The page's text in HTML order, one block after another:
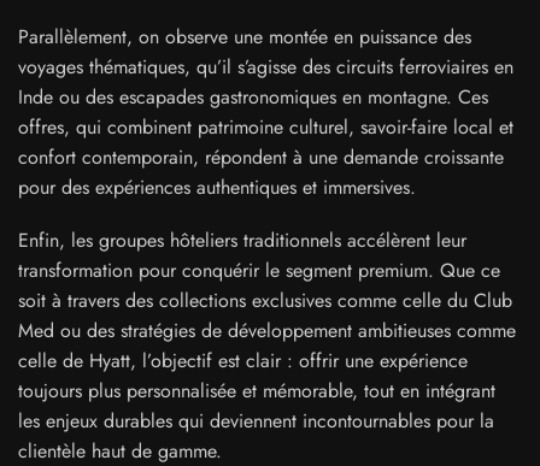
Parallèlement, on observe une montée en puissance des
voyages thématiques, qu’il s’agisse des circuits ferroviaires en
Inde ou des escapades gastronomiques en montagne. Ces
offres, qui combinent patrimoine culturel, savoir-faire local et
confort contemporain, répondent à une demande croissante
pour des expériences authentiques et immersives.
Enfin, les groupes hôteliers traditionnels accélèrent leur
transformation pour conquérir le segment premium. Que ce
soit à travers des collections exclusives comme celle du Club
Med ou des stratégies de développement ambitieuses comme
celle de Hyatt, l’objectif est clair : offrir une expérience
toujours plus personnalisée et mémorable, tout en intégrant
les enjeux durables qui deviennent incontournables pour la
clientèle haut de gamme.